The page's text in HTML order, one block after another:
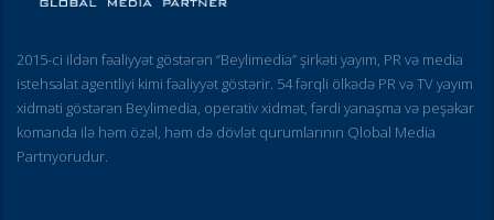
2015-ci ildən fəaliyyət göstərən “Beylimedia” şirkəti yayım, PR və media
istehsalat agentliyi kimi fəaliyyət göstərir. 54 fərqli ölkədə PR və TV yayım
xidməti göstərən Beylimedia, operativ xidmət, fərdi yanaşma və peşəkar
komanda ilə həm özəl, həm də dövlət qurumlarının Qlobal Media
Partnyorudur.